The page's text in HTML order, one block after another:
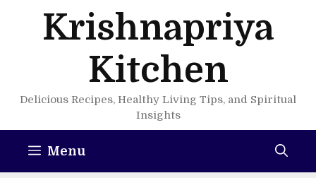
Krishnapriya
Kitchen
Delicious Recipes, Healthy Living Tips, and Spiritual
Insights
Menu